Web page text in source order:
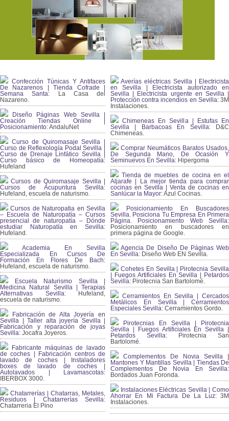
Confección Túnicas Y Antifaces
De Nazarenos | Tienda Cofrade |
Semana Santa: La Casa del
Nazareno.
Diseño Páginas Web Sevilla |
Creación Tiendas Online |
Posicionamiento:AndaluNet
Curso de Quiromasaje Sevilla |
Curso de Reflexología Podal Sevilla |
Curso de Drenaje Linfático Sevilla |
Curso básico de Homeopatía:
Hufeland
Cursos de Quiromasaje Sevilla |
Cursos de Acupuntura Sevilla:
Hufeland, escuela de naturismo.
Cursos de Naturopatia en Sevilla
– Escuela de Naturopatía – Cursos
presencial de naturopatía – Dónde
estudiar Naturopatía en Sevilla:
Hufeland.
Academia En Sevilla
Especializada En Cursos De
Formación En Flores De Bach:
Hufeland, escuela de naturismo.
Escuela Naturismo Sevilla |
Medicina Natural Sevilla | Terapias
Alternativas Sevilla: Hufeland,
escuela de naturismo.
Fabricación de Alta Joyería en
Sevilla | Taller alta joyería Sevilla |
Fabricación y reparación de joyas
Sevilla: Jocafra Joyeros.
Fabricante máquinas de lavado
de coches | Fabricación centros de
lavado de coches | Instaladores
boxes de lavado de coches |
Autolavados | Lavamascotas:
IBERBOX 3000.
Chatarrerías | Chatarras, Metales,
Residuos | Chatarrerías Sevilla:
Chatarreria El Pino
Averías eléctricas Sevilla | Electricista
en Sevilla | Electricista autorizado en
Sevilla | Electricista urgente en Sevilla |
Protección contra incendios en Sevilla:3M
Instalaciones.
Chimeneas En Sevilla | Estufas En
Sevilla | Barbacoas En Sevilla:D&C
Chimeneas.
Comprar Neumáticos Baratos Usados,
De Segunda Mano, De Ocasión Y
Seminuevos En Sevilla: Hipergoma
Tienda de muebles de cocina en el
Aljarafe | La mejor tienda para comprar
cocinas en Sevilla | Venta de cocinas en
Sanlúcar la Mayor:Azul Cocinas.
Posicionamiento En Buscadores
Sevilla. Posiciona Tu Empresa En Primera
Página. Posicionamiento Web Sevilla:
Posicionamiento en buscadores en
primera página de Google.
Agencia De Diseño De Páginas Web
En Sevilla: Diseño Web EN Sevilla.
Cohetes En Sevilla | Pirotecnia Sevilla
| Fuegos Artificiales En Sevilla | Petardos
Sevilla: Pirotecnia San Bartolomé.
Cerramientos En Sevilla | Cercados
Metálicos En Sevilla | Cerramientos
Especiales Sevilla: Cerramientos Gordo.
Pirotecnias En Sevilla | Pirotecnia
Sevilla | Fuegos Artificiales En Sevilla |
Petardos Sevilla: Pirotecnia San
Bartolomé.
Complementos De Novia Sevilla |
Mantones Y Mantillas Sevilla | Tiendas De
Complementos De Novia En Sevilla:
Bordados Juan Foronda.
Instalaciones Eléctricas Sevilla | Como
Ahorrar En Mi Factura De La Luz:3M
Instalaciones.